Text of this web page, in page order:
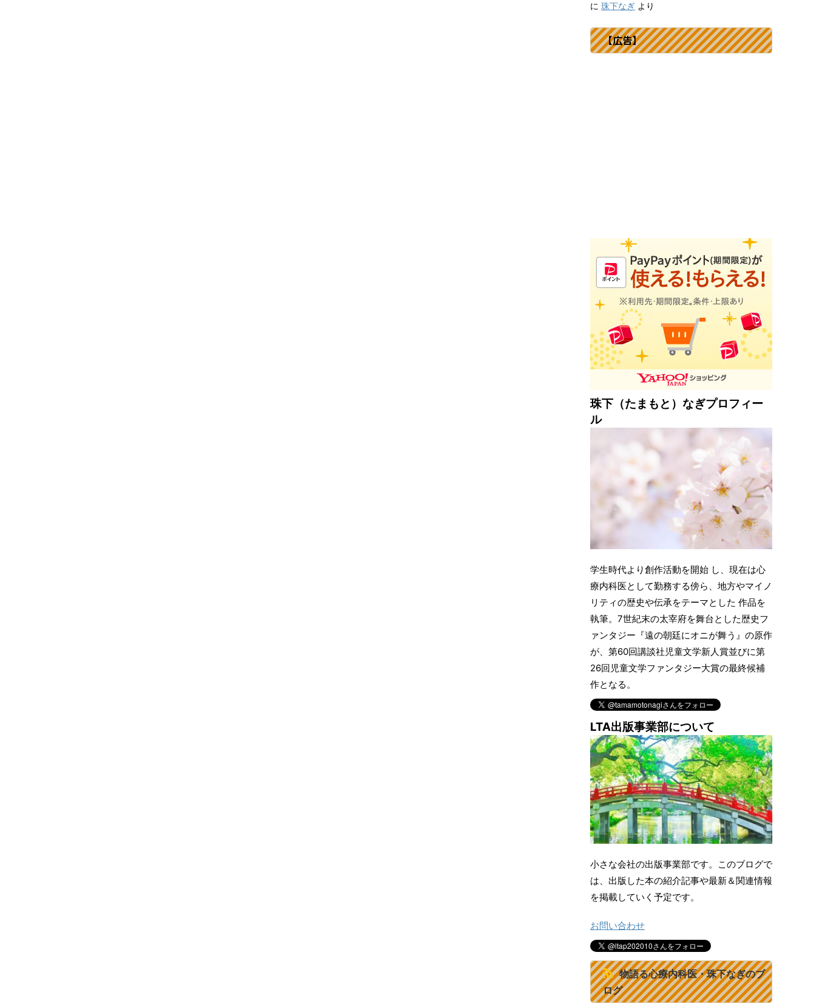
に 珠下なぎ より
【広告】
珠下（たまもと）なぎプロフィー
ル
学生時代より創作活動を開始 し、現在は心
療内科医として勤務する傍ら、地方やマイノ
リティの歴史や伝承をテーマとした 作品を
執筆。7世紀末の太宰府を舞台とした歴史フ
ァンタジー『遠の朝廷にオニが舞う』の原作
が、第60回講談社児童文学新人賞並びに第
26回児童文学ファンタジー大賞の最終候補
作となる。
LTA出版事業部について
小さな会社の出版事業部です。このブログで
は、出版した本の紹介記事や最新＆関連情報
を掲載していく予定です。
お問い合わせ
物語る心療内科医・珠下なぎのブ
ログ